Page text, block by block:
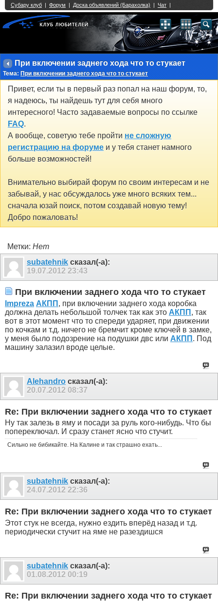
При включении заднего хода что то стукает
Тема: При включении заднего хода что то стукает
Привет, если ты в первый раз попал на наш форум, то,
я надеюсь, ты найдешь тут для себя много
интересного! Часто задаваемые вопросы по ссылке
FAQ.
А вообще, советую тебе пройти не сложную
регистрацию на форуме и у тебя станет намного
больше возможностей!
Внимательно выбирай форум по своим интересам и не
забывай, у нас обсуждалось уже много всяких тем...
сначала юзай поиск, потом создавай новую тему!
Добро пожаловать!
Метки: Нет
subatehnik сказал(-а):
19.07.2012 23:43
При включении заднего хода что то стукает
Impreza АКПП , при включении заднего хода коробка
должна делать небольшой толчек так как это АКПП , так
вот в этот момент что то спереди ударяет, при движении
по кочкам и т.д. ничего не бремчит кроме ключей в замке,
у меня было подозрение на подушки двс или АКПП . Под
машину залазил вроде целые.
Alehandro сказал(-а):
20.07.2012 08:37
Re: При включении заднего хода что то стукает
Ну так залезь в яму и посади за руль кого-нибудь. Что бы
попереключал. И сразу станет ясно что стучит.
Сильно не бибикайте. На Калине и так страшно ехать...
subatehnik сказал(-а):
24.07.2012 22:36
Re: При включении заднего хода что то стукает
Этот стук не всегда, нужно ездить вперёд назад и т.д.
периодически стучит на яме не разездишся
subatehnik сказал(-а):
01.08.2012 00:19
Re: При включении заднего хода что то стукает
Single Sign On provided byvBSSO
2 3 4 5 6 7 8 9 10 11 12 13 14 15 16 17 18 21 22 23 24 25 26
27
29 30 31 32 33 34 35 36 37 38 39 40 41 42 43